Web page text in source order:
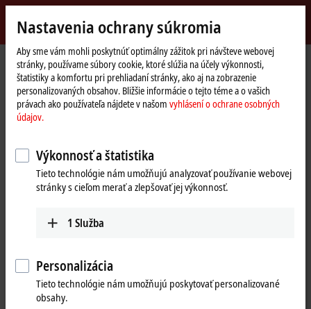
Beckhoff
-
New
Automation
Technology
myBeckhoff
Domovská
stránka
Společnost Globální přítomnost Slovenia Sales
Sales, Slovenia
Adresa a kontakt
Sales
Zbiljska cesta 4
Medvode
+386 1 36130-80
info@beckhoff.si
www.beckhoff.com/sl-si/
Nastavenia ochrany súkromia
Aby sme vám mohli poskytnúť optimálny zážitok pri návšteve webovej
stránky, používame súbory cookie, ktoré slúžia na účely výkonnosti,
štatistiky a komfortu pri prehliadaní stránky, ako aj na zobrazenie
personalizovaných obsahov. Bližšie informácie o tejto téme a o vašich
právach ako používateľa nájdete v našom vyhlásení o ochrane osobných
údajov.
Výkonnosť a štatistika
Tieto technológie nám umožňujú analyzovať používanie webovej
stránky s cieľom merať a zlepšovať jej výkonnosť.
1 Služba
Personalizácia
Tieto technológie nám umožňujú poskytovať personalizované
obsahy.